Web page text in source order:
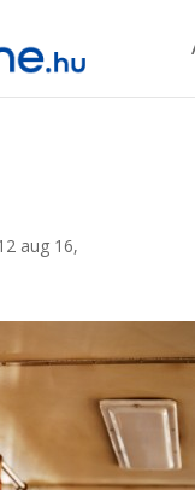
aug 16,